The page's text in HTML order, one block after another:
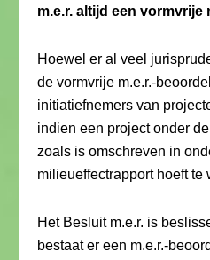
m.e.r. altijd een
Hoewel er al veel
de vormvrije m.e.r.-
initiatiefnemers van
indien een project onder
zoals is omschreven in
milieueffectrapport hoeft te
Het Besluit m.e.r. is
bestaat er een m.e.r.-